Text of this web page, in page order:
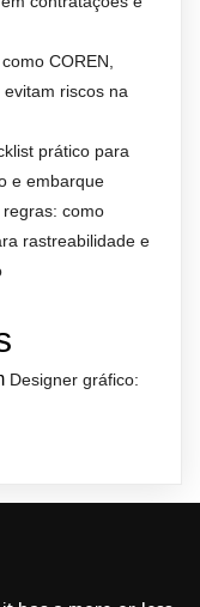
COREN,
riscos na
prático para
e embarque
como
rastreabilidade e
Designer gráfico: